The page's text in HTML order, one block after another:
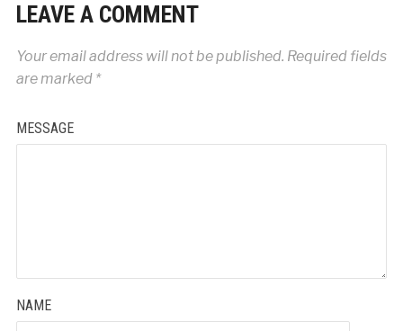
LEAVE A COMMENT
Your email address will not be published. Required fields
are marked *
MESSAGE
NAME